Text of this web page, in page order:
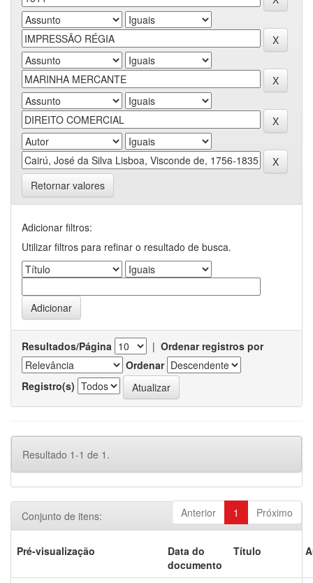
Retornar valores
Adicionar filtros:
Utilizar filtros para refinar o resultado de busca.
Resultados/Página | Ordenar registros por
Ordenar
Registro(s)
Resultado 1-1 de 1.
Anterior 1 Próximo
Conjunto de itens:
Pré-visualização
Data do
documento
Título